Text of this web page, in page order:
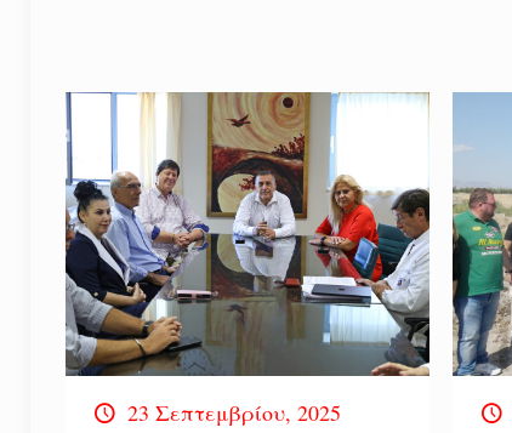
23 Σεπτεμβρίου, 2025